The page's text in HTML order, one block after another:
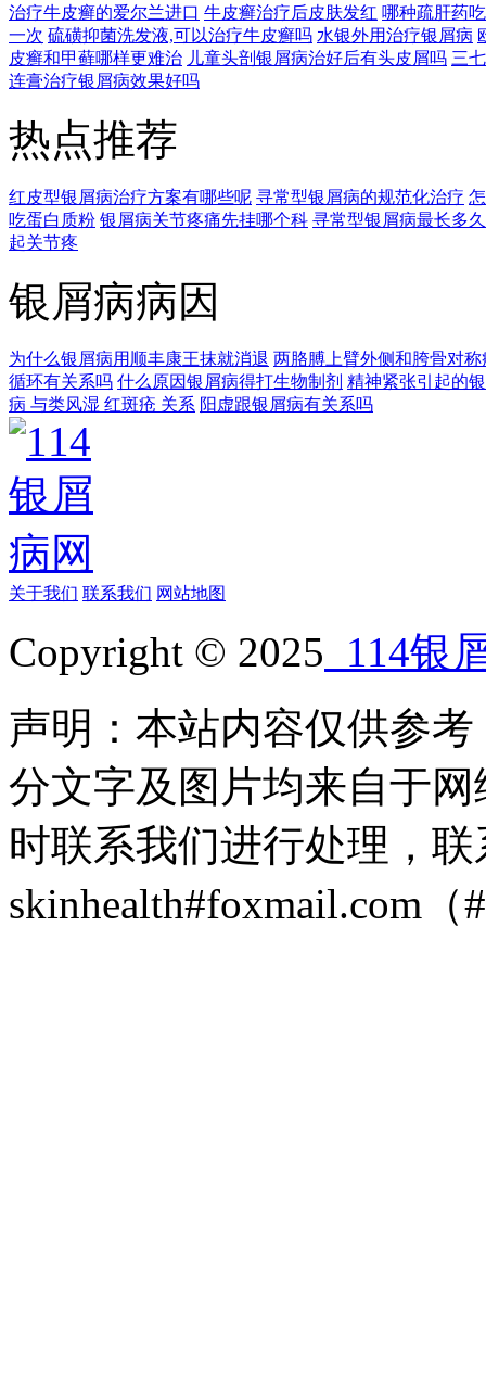
治疗牛皮癣的爱尔兰进口 牛皮癣治疗后皮肤发红 哪种疏肝药
一次 硫磺抑菌洗发液,可以治疗牛皮癣吗 水银外用治疗银屑病
皮癣和甲藓哪样更难治 儿童头剖银屑病治好后有头皮屑吗 三
连膏治疗银屑病效果好吗
热点推荐
红皮型银屑病治疗方案有哪些呢 寻常型银屑病的规范化治疗
吃蛋白质粉 银屑病关节疼痛先挂哪个科 寻常型银屑病最长多
起关节疼
银屑病病因
为什么银屑病用顺丰康王抹就消退 两胳膊上臂外侧和胯骨对
循环有关系吗 什么原因银屑病得打生物制剂 精神紧张引起的
病 与类风湿 红斑疮 关系 阳虚跟银屑病有关系吗
关于我们 联系我们 网站地图
Copyright © 2025 114银
声明：本站内容仅供参
分文字及图片均来自于
时联系我们进行处理，
skinhealth#foxmail.com（